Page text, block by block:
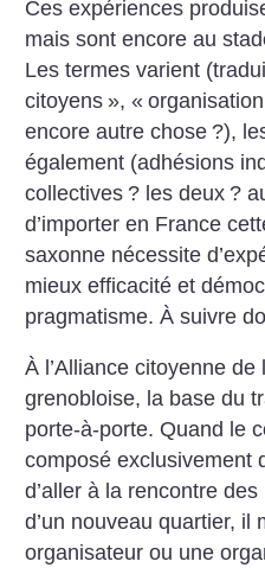
Ces expériences
mais sont encore au
Les termes varient
citoyens », «
encore autre chose ?),
également (adhésions
collectives ? les deux ?
d’importer en France
saxonne nécessite
mieux efficacité et
pragmatisme. À suivre
À l’Alliance citoyenne de
grenobloise, la base du
porte-à-porte. Quand le
composé exclusivement
d’aller à la rencontre
d’un nouveau quartier, il
organisateur ou une